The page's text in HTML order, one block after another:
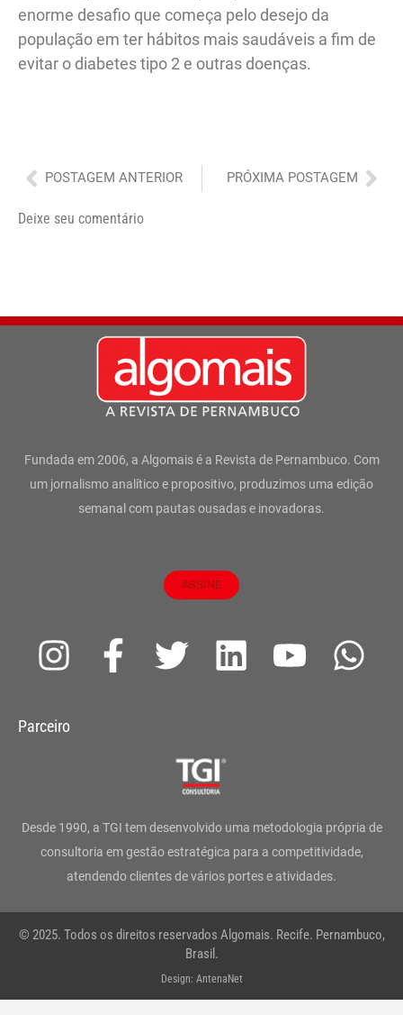
enorme desafio que começa pelo desejo da
população em ter hábitos mais saudáveis a fim de
evitar o diabetes tipo 2 e outras doenças.
Anterior
POSTAGEM ANTERIOR PRÓXIMA POSTAGEM
Deixe seu comentário
Fundada em 2006, a Algomais é a Revista de Pernambuco. Com
um jornalismo analítico e propositivo, produzimos uma edição
semanal com pautas ousadas e inovadoras.
ASSINE
I
s
g
r
a
m
F
a
o
o
k
-
T
t
e
r
L
d
i
n
Y
b
e
W
a
p
Parceiro
Desde 1990, a TGI tem desenvolvido uma metodologia própria de
consultoria em gestão estratégica para a competitividade,
atendendo clientes de vários portes e atividades.
© 2025. Todos os direitos reservados Algomais. Recife. Pernambuco,
Brasil.
Design: AntenaNet